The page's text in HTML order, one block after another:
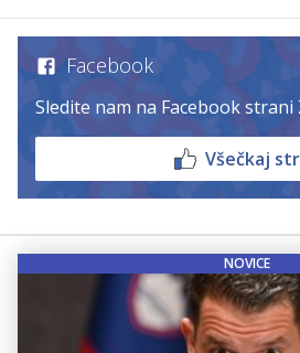
Facebook
Sledite nam na Facebook strani
Všečkaj
NOVICE